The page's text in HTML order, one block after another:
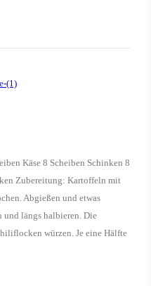
Käse 8 Scheiben Schinken 8
Zubereitung: Kartoffeln mit
Abgießen und etwas
und längs halbieren. Die
würzen. Je eine Hälfte